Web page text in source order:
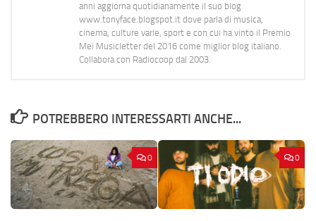
anni aggiorna quotidianamente il suo blog
www.tonyface.blogspot.it dove parla di musica,
cinema, culture varie, sport e con cui ha vinto il Premio
Mei Musicletter del 2016 come miglior blog italiano.
Collabora con Radiocoop dal 2003.
POTREBBERO INTERESSARTI ANCHE...
0 0